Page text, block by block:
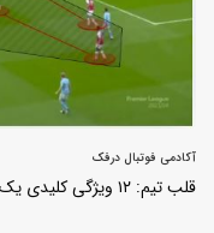
آکادمی فوتبال درفک
قلب تیم: ۱۲ ویژگی کلیدی یک هافبک مرکزی در فوتبال